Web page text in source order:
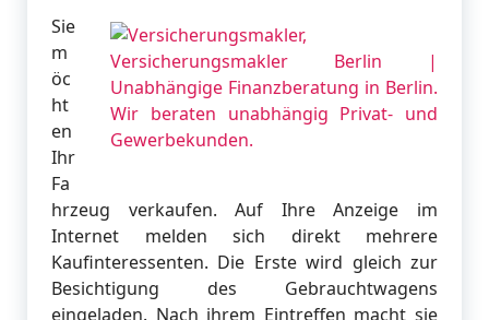
Sie
m
öc
ht
en
Ihr
Fa
hrzeug verkaufen. Auf Ihre Anzeige im
Internet melden sich direkt mehrere
Kaufinteressenten. Die Erste wird gleich zur
Besichtigung des Gebrauchtwagens
eingeladen. Nach ihrem Eintreffen macht sie